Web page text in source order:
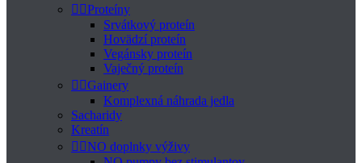
 Proteíny
Srvátkový proteín
Hovädzí proteín
Vegánsky proteín
Vaječný proteín
 Gainery
Komplexná náhrada jedla
Sacharidy
Kreatín
 NO doplnky výživy